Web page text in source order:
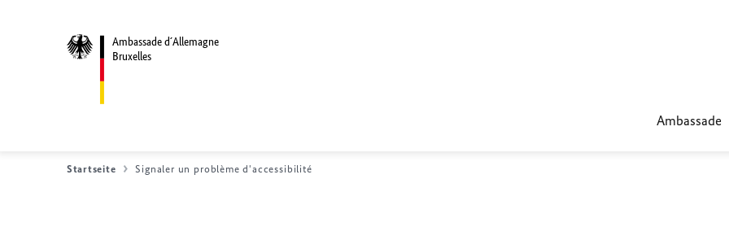
Ambassade d´Allemagne
Bruxelles
Ambassade
Startseite Signaler un problème d'accessibilité